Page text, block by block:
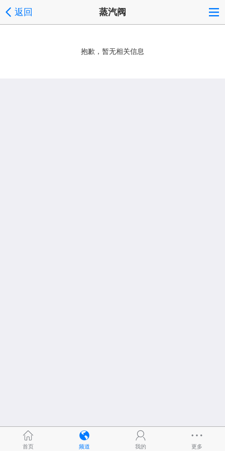
返回 蒸汽阀
抱歉，暂无相关信息
首页 频道 我的 更多